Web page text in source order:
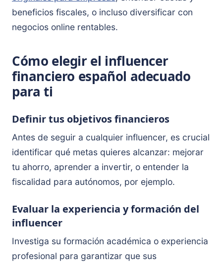
beneficios fiscales, o incluso diversificar con
negocios online rentables.
Cómo elegir el influencer
financiero español adecuado
para ti
Definir tus objetivos financieros
Antes de seguir a cualquier influencer, es crucial
identificar qué metas quieres alcanzar: mejorar
tu ahorro, aprender a invertir, o entender la
fiscalidad para autónomos, por ejemplo.
Evaluar la experiencia y formación del
influencer
Investiga su formación académica o experiencia
profesional para garantizar que sus